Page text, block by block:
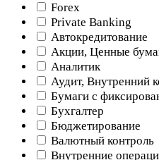
Forex
Private Banking
Автокредитование
Акции, Ценные
Аналитик
Аудит, Внутренний
Бумаги с
Бухгалтер
Бюджетирование
Валютный контроль
Внутренние